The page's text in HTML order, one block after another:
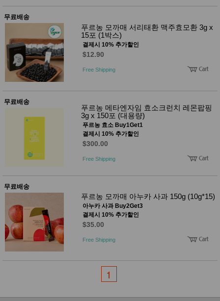
품
생활/욕
실/청소
WALL
DECO
Pet
Supplies
공연/행
무료배송
푸르농 모까매 서리태환 맥주효모환 3g x
15포 (1박스)
결제시 10% 추가할인
$12.90
Free Shipping
무료배송
푸르농 메타엔자임 효소크런치 레몬팝핑
3g x 150포 (대용량)
푸르농 효소 Buy1Get1
결제시 10% 추가할인
$300.00
Free Shipping
무료배송
푸르농 모까매 아누카 사과 150g (10g*15)
아누카 사과 Buy2Get3
결제시 10% 추가할인
$35.00
Free Shipping
1